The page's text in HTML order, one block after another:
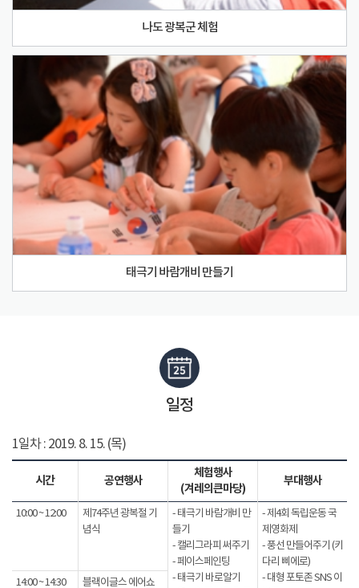
나도 광복군 체험
태극기 바람개비 만들기
일정
1일차 : 2019. 8. 15. (목)
시간 공연행사
체험행사
(겨레의큰마당)
부대행사
10:00 ~ 12:00
제74주년 광복절 기
념식
- 태극기 바람개비 만
들기
- 캘리그라피 써주기
- 페이스페인팅
- 태극기 바로알기
- 제4회 독립운동 국
제영화제
- 풍선 만들어주기 (키
다리 삐에로)
- 대형 포토존 SNS 이
14:00 ~ 14:30 블랙이글스 에어쇼